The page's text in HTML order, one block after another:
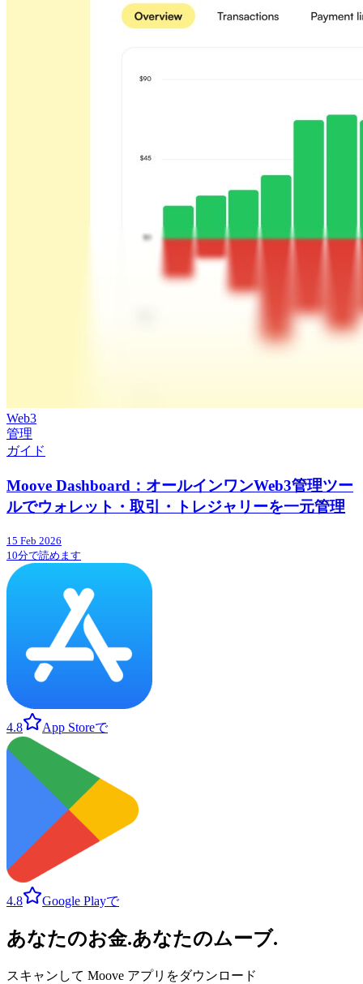
Web3
管理
ガイド
Moove Dashboard：オールインワンWeb3管理ツー
ルでウォレット・取引・トレジャリーを一元管理
15 Feb 2026
10分で読めます
4.8 App Storeで
4.8 Google Playで
あなたのお金.あなたのムーブ.
スキャンして Moove アプリをダウンロード